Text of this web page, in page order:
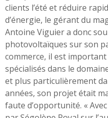
clients l’été et réduire
d’énergie, le gérant du
Antoine Viguier a donc
photovoltaïques sur son
commerce, il est
spécialisés dans le
et plus particulièrement
années, son projet était
faute d’opportunité. «